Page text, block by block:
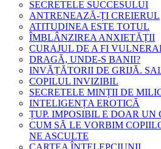
SECRETELE SUCCESULUI
ANTRENEAZĂ-ȚI CREIERUL
ATITUDINEA ESTE TOTUL
ÎMBLÂNZIREA ANXIETĂȚII
CURAJUL DE A FI
DRAGĂ, UNDE-S BANII?
INVĂȚĂTORII DE GRIJĂ.
COPILUL INVIZIBIL
SECRETELE MINȚII DE
INTELIGENȚA EROTICĂ
ȚUP. IMPOSIBIL E DOAR UN
CUM SĂ LE VORBIM
NE ASCULTE